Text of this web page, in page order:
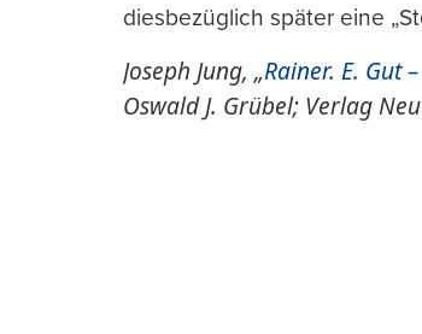
diesbezüglich später eine
Joseph Jung, „Rainer. E. Gut
Oswald J. Grübel; Verlag